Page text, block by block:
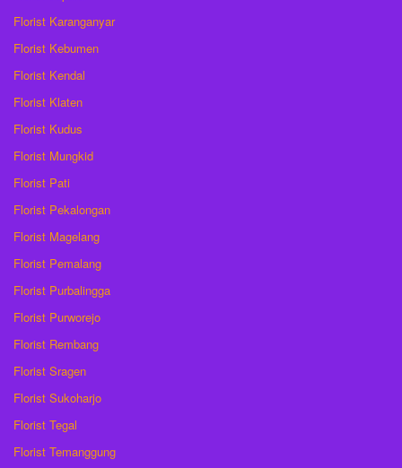
Florist Karanganyar
Florist Kebumen
Florist Kendal
Florist Klaten
Florist Kudus
Florist Mungkid
Florist Pati
Florist Pekalongan
Florist Magelang
Florist Pemalang
Florist Purbalingga
Florist Purworejo
Florist Rembang
Florist Sragen
Florist Sukoharjo
Florist Tegal
Florist Temanggung